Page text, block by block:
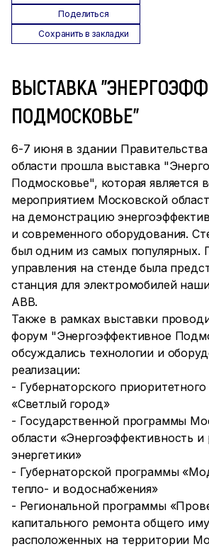
Поделиться
Сохранить в закладки
ВЫСТАВКА
ПОДМОСКОВЬЕ"
6-7 июня в здании
области прошла выставка
Подмосковье", которая является
мероприятием Московской
на демонстрацию
и современного оборудования.
был одним из самых
управления на стенде была
станция для электромобилей
ABB.
Также в рамках выставки
форум "Энергоэффективное
обсуждались технологии и
реализации:
- Губернаторского
«Светлый город»
- Государственной программы
области «Энергоэффективность и
энергетики»
- Губернаторской программы
тепло- и водоснабжения»
- Региональной программы
капитального ремонта общего
расположенных на территории